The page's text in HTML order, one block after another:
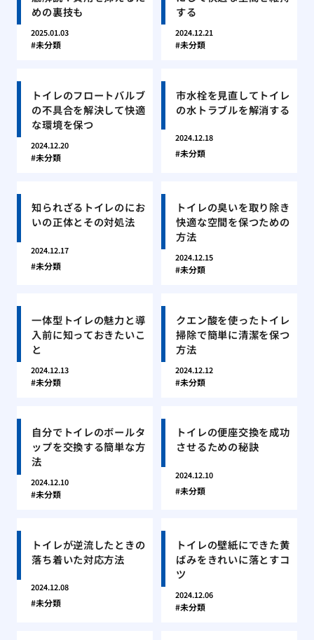
めの裏技も
2025.01.03
未分類
する
2024.12.21
未分類
トイレのフロートバルブ
の不具合を解決して快適
な環境を保つ
2024.12.20
未分類
市水栓を見直してトイレ
の水トラブルを解消する
2024.12.18
未分類
知られざるトイレのにお
いの正体とその対処法
2024.12.17
未分類
トイレの臭いを取り除き
快適な空間を保つための
方法
2024.12.15
未分類
一体型トイレの魅力と導
入前に知っておきたいこ
と
2024.12.13
未分類
クエン酸を使ったトイレ
掃除で簡単に清潔を保つ
方法
2024.12.12
未分類
自分でトイレのボールタ
ップを交換する簡単な方
法
2024.12.10
未分類
トイレの便座交換を成功
させるための秘訣
2024.12.10
未分類
トイレが逆流したときの
落ち着いた対応方法
2024.12.08
未分類
トイレの壁紙にできた黄
ばみをきれいに落とすコ
ツ
2024.12.06
未分類